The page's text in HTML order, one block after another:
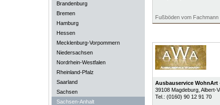
Brandenburg
Bremen
Hamburg
Hessen
Mecklenburg-Vorpommern
Niedersachsen
Nordrhein-Westfalen
Rheinland-Pfalz
Saarland
Sachsen
Sachsen-Anhalt
Fußböden vom Fachmann
Ausbauservice WohnArt
39108 Magdeburg, Albert-
Tel.: (0160) 90 12 91 70